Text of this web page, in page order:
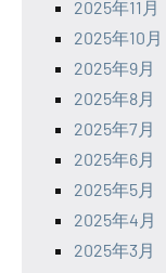
2025年11月
2025年10月
2025年9月
2025年8月
2025年7月
2025年6月
2025年5月
2025年4月
2025年3月